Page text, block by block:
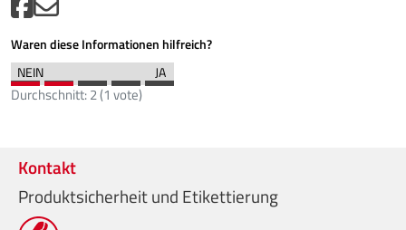
Waren diese Informationen hilfreich?
Durchschnitt:2(1 vote)
Kontakt
Produktsicherheit und Etikettierung